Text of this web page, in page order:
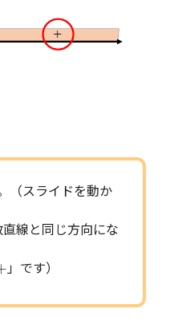
（スライドを動か
直線と同じ方向にな
+ 」です）